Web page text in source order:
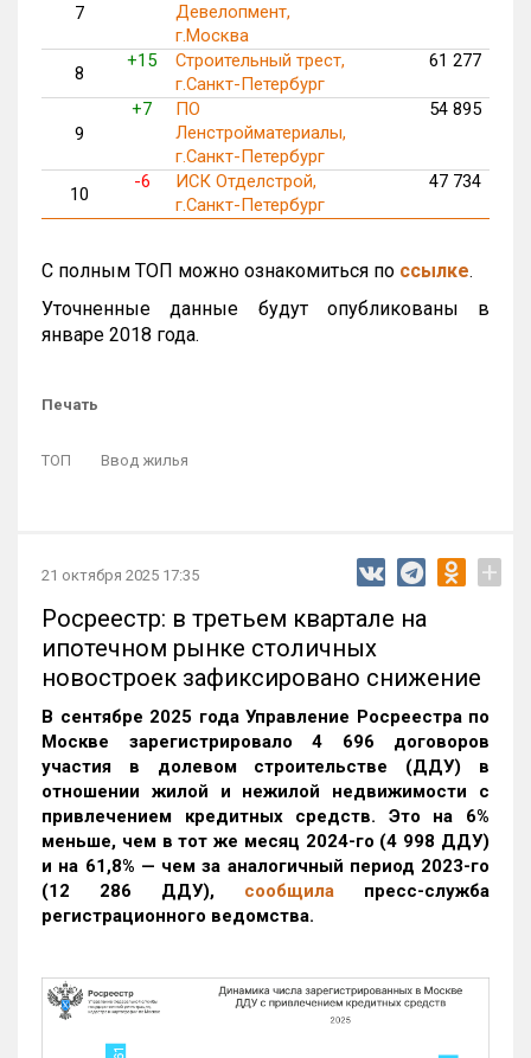
7
Девелопмент,
г.Москва
8
+15
Строительный трест,
г.Санкт-Петербург
61 277
9
+7
ПО
Ленстройматериалы,
г.Санкт-Петербург
54 895
10
-6
ИСК Отделстрой,
г.Санкт-Петербург
47 734
С полным ТОП можно ознакомиться по ссылке.
Уточненные данные будут опубликованы в
январе 2018 года.
Печать
ТОП Ввод жилья
21 октября 2025 17:35 +
Росреестр: в третьем квартале на
ипотечном рынке столичных
новостроек зафиксировано снижение
В сентябре 2025 года Управление Росреестра по
Москве зарегистрировало 4 696 договоров
участия в долевом строительстве (ДДУ) в
отношении жилой и нежилой недвижимости с
привлечением кредитных средств. Это на 6%
меньше, чем в тот же месяц 2024-го (4 998 ДДУ)
и на 61,8% — чем за аналогичный период 2023-го
(12 286 ДДУ), сообщила пресс-служба
регистрационного ведомства.